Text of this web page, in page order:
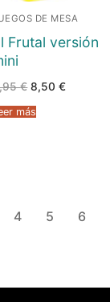
DE MESA
Frutal versión
€ El
precio
original
era:
8,50€El
más
4 5 6